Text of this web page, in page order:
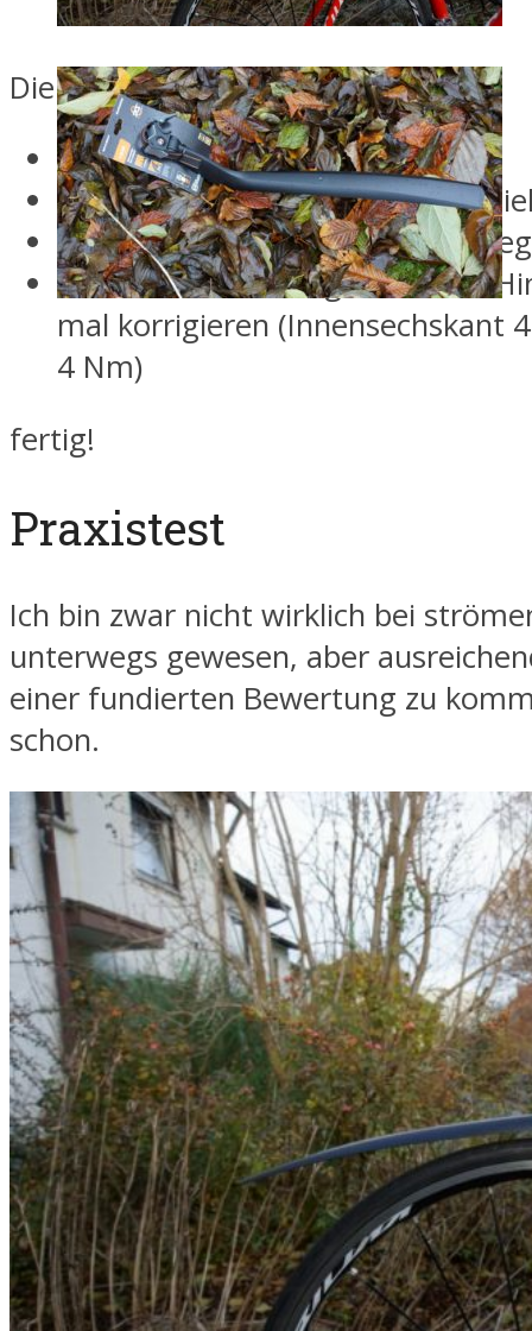
Die Montage ist wirklich einfach.
Länge des Spanngurt einstellen
Spanngurt um die Sattelstütze
Spannbügel einhängen und
evtl. die Ausrichtung über dem
mal korrigieren (Innensechskant
4 Nm)
fertig!
Praxistest
Ich bin zwar nicht wirklich bei
unterwegs gewesen, aber
einer fundierten Bewertung zu
schon.